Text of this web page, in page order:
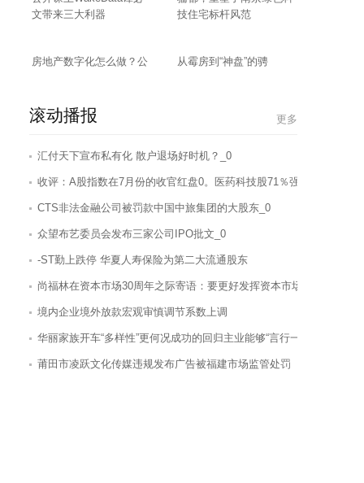
房地产数字化怎么做？公 从霉房到“神盘”的骋
滚动播报 更多
汇付天下宣布私有化 散户退场好时机？_0
收评：A股指数在7月份的收官红盘0。医药科技股71％强
CTS非法金融公司被罚款中国中旅集团的大股东_0
众望布艺委员会发布三家公司IPO批文_0
-ST勤上跌停 华夏人寿保险为第二大流通股东
尚福林在资本市场30周年之际寄语：要更好发挥资本市场的财富效应
境内企业境外放款宏观审慎调节系数上调
华丽家族开车“多样性”更何况成功的回归主业能够“言行一致”
莆田市凌跃文化传媒违规发布广告被福建市场监管处罚